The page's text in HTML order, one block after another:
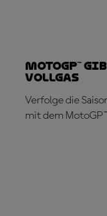
MotoGP™
Vollgas
Verfolge die
mit dem